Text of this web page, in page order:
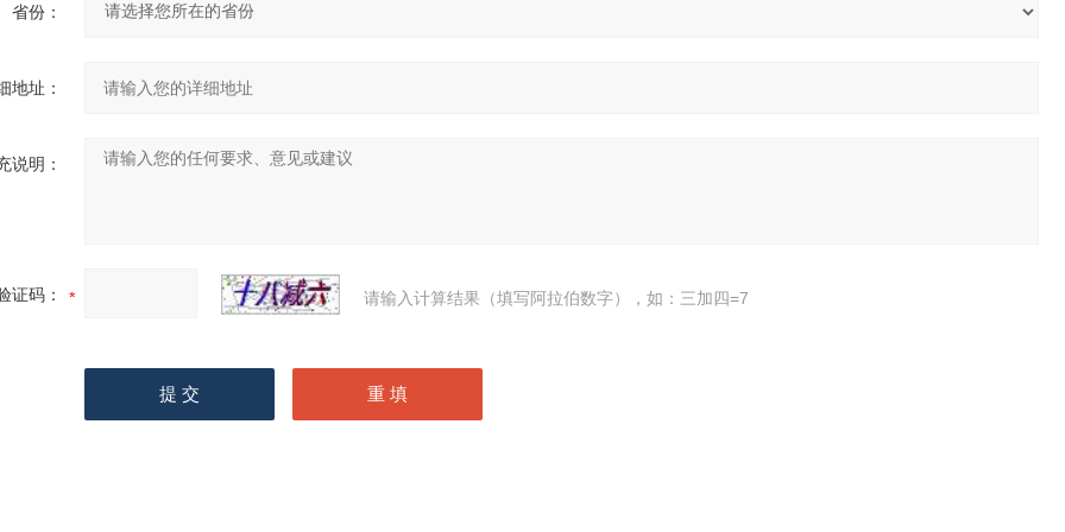
省份：
地址：
说明：
证码： 请输入计算结果（填写阿拉伯数字），如：三加四=7